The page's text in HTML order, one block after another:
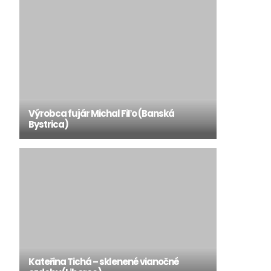
Výrobca fujár Michal Fiľo (Banská
Bystrica)
Kateřina Tichá – sklenené vianočné